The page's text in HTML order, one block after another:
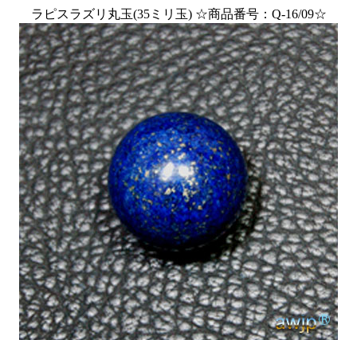
ラピスラズリ丸玉(35ミリ玉) ☆商品番号：Q-16/09☆